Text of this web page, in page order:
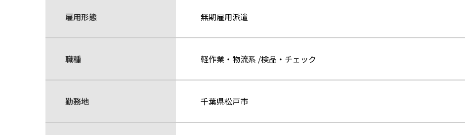
雇用形態 無期雇用派遣
職種 軽作業・物流系 /検品・チェック
勤務地 千葉県松戸市